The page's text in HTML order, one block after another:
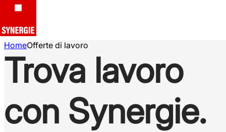
HomeOfferte di lavoro
Trova lavoro
con Synergie.